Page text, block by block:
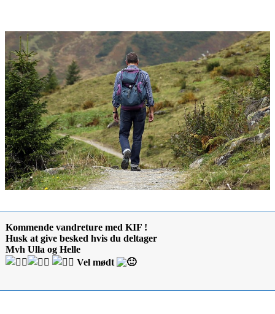
Kommende vandreture med KIF !
Husk at give besked hvis du deltager
Mvh Ulla og Helle
Vel mødt